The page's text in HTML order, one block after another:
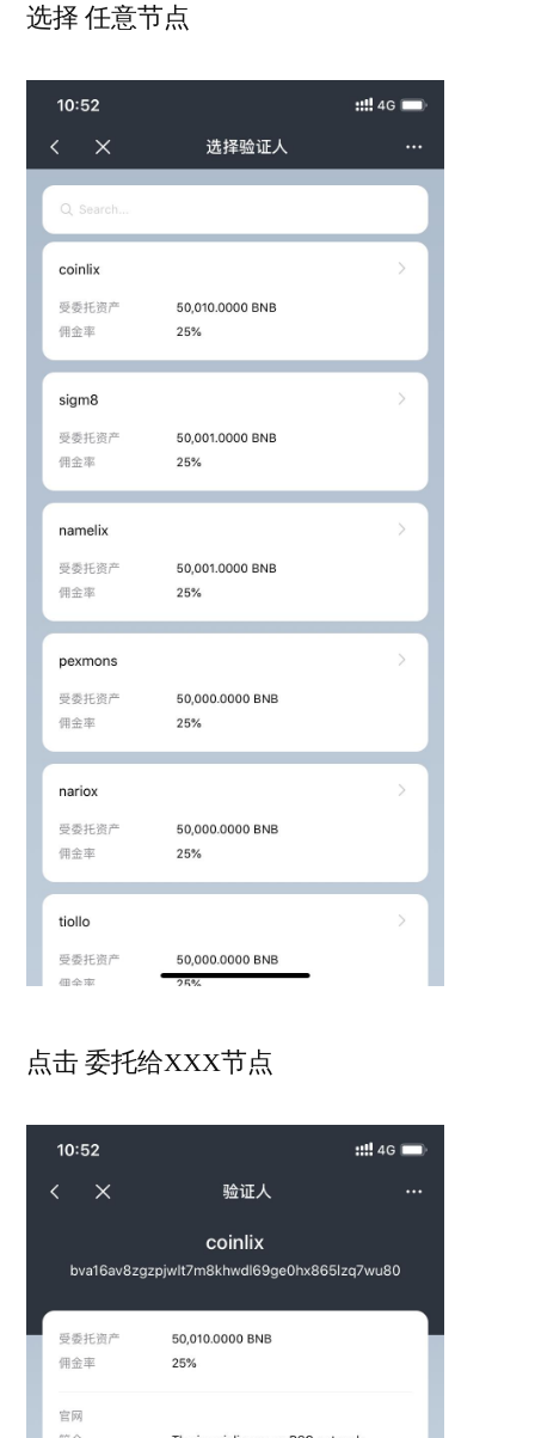
选择 任意节点
点击 委托给XXX节点